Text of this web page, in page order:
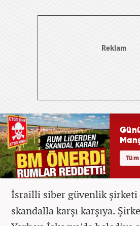
İsrailli siber güvenlik şirketi
skandalla karşı karşıya.